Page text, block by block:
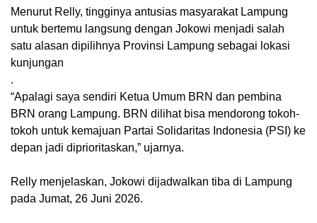
Menurut Relly, tingginya antusias masyarakat Lampung
untuk bertemu langsung dengan Jokowi menjadi salah
satu alasan dipilihnya Provinsi Lampung sebagai lokasi
kunjungan
.
“Apalagi saya sendiri Ketua Umum BRN dan pembina
BRN orang Lampung. BRN dilihat bisa mendorong tokoh-
tokoh untuk kemajuan Partai Solidaritas Indonesia (PSI) ke
depan jadi diprioritaskan,” ujarnya.
Relly menjelaskan, Jokowi dijadwalkan tiba di Lampung
pada Jumat, 26 Juni 2026.